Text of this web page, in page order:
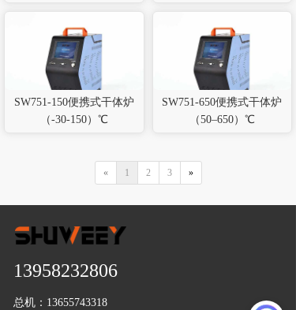
SW751-150便携式干体炉
（-30-150）℃
SW751-650便携式干体炉
（50–650）℃
« 1 2 3 »
13958232806
总机： 13655743318